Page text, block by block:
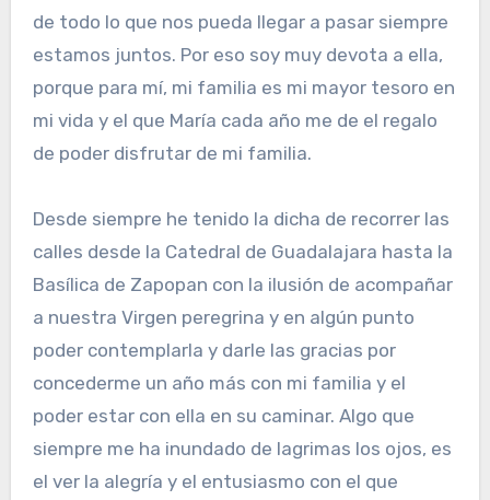
de todo lo que nos pueda llegar a pasar siempre
estamos juntos. Por eso soy muy devota a ella,
porque para mí, mi familia es mi mayor tesoro en
mi vida y el que María cada año me de el regalo
de poder disfrutar de mi familia.
Desde siempre he tenido la dicha de recorrer las
calles desde la Catedral de Guadalajara hasta la
Basílica de Zapopan con la ilusión de acompañar
a nuestra Virgen peregrina y en algún punto
poder contemplarla y darle las gracias por
concederme un año más con mi familia y el
poder estar con ella en su caminar. Algo que
siempre me ha inundado de lagrimas los ojos, es
el ver la alegría y el entusiasmo con el que